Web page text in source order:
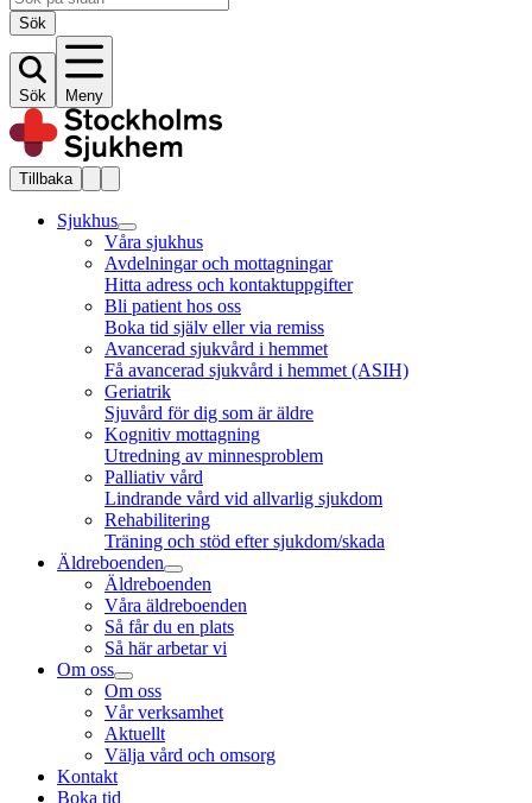
Sök
Sök Meny
Tillbaka
Sjukhus
Våra sjukhus
Avdelningar och mottagningar
Hitta adress och kontaktuppgifter
Bli patient hos oss
Boka tid själv eller via remiss
Avancerad sjukvård i hemmet
Få avancerad sjukvård i hemmet (ASIH)
Geriatrik
Sjuvård för dig som är äldre
Kognitiv mottagning
Utredning av minnesproblem
Palliativ vård
Lindrande vård vid allvarlig sjukdom
Rehabilitering
Träning och stöd efter sjukdom/skada
Äldreboenden
Äldreboenden
Våra äldreboenden
Så får du en plats
Så här arbetar vi
Om oss
Om oss
Vår verksamhet
Aktuellt
Välja vård och omsorg
Kontakt
Boka tid